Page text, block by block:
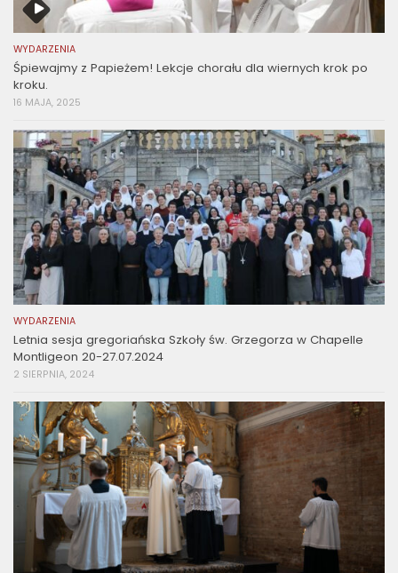
WYDARZENIA
Śpiewajmy z Papieżem! Lekcje chorału dla wiernych krok po
kroku.
16 MAJA, 2025
WYDARZENIA
Letnia sesja gregoriańska Szkoły św. Grzegorza w Chapelle
Montligeon 20-27.07.2024
2 SIERPNIA, 2024